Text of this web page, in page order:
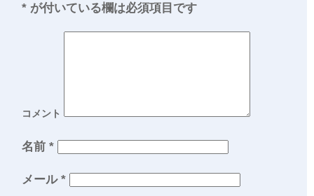
* が付いている欄は必須項目です
コメント
名前 *
メール *